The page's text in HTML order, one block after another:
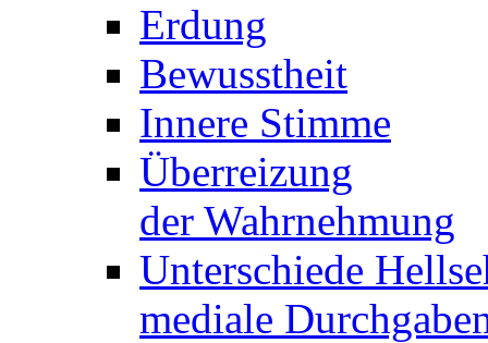
Erdung
Bewusstheit
Innere Stimme
Überreizung
der Wahrnehmung
Unterschiede
mediale